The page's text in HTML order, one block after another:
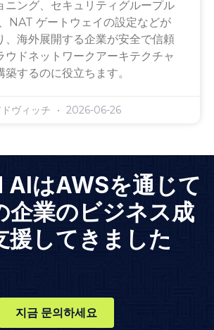
ニング、セキュリティグループル
NAT ゲートウェイの設定などが
、海外展開する企業が安全で信頼
ウドネットワークアーキテクチャ
築するのに役立ちます。
ヴィッチ 2026-06-26
はAWSを通じて
企業のビジネス成
援してきました
지금 문의하세요